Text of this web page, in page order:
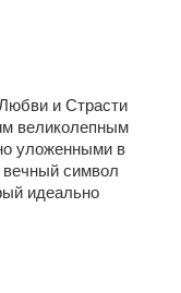
и Страсти
великолепным
уложенными в
вечный символ
идеально